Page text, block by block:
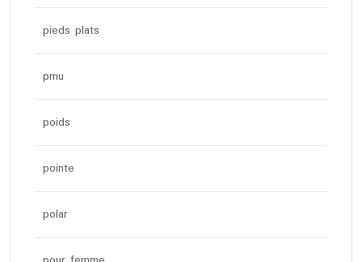
pieds plats
pmu
poids
pointe
polar